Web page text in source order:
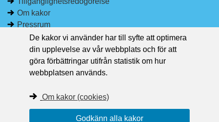
Om kakor
Pressrum
Håll dig uppdaterad
Följ Region Västernorrland på Facebook
Region Västernorrland i sociala medier
De kakor vi använder har till syfte att optimera
din upplevelse av vår webbplats och för att
göra förbättringar utifrån statistik om hur
webbplatsen används.
Om kakor (cookies)
Godkänn alla kakor